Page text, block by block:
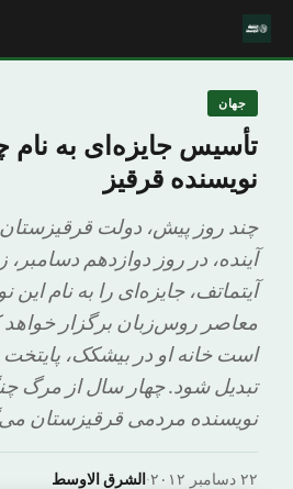
جهان
تأسیس جایزه‌ای به نام
نویسنده قرقیز
چند روز پیش، دولت قرقیزستان
آینده، در روز دوازدهم دسامبر،
آیتماتف، جایزه‌ای را به نام
معاصر روس‌زبان برگزار خواهد
است خانه او در بیشکک،
تبدیل شود. چهار سال از مرگ
نویسنده مردمی قرقیزستان
الشرق الاوسط· ۲۲ دسامبر ۲۰۱۲